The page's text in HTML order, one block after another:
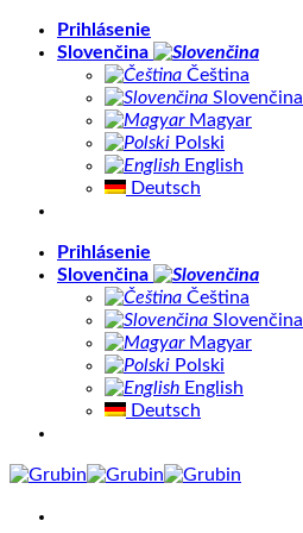
Skip
Prihlásenie
Slovenčina
Čeština
Slovenčina
Magyar
Polski
English
Deutsch
Prihlásenie
Slovenčina
Čeština
Slovenčina
Magyar
Polski
English
Deutsch